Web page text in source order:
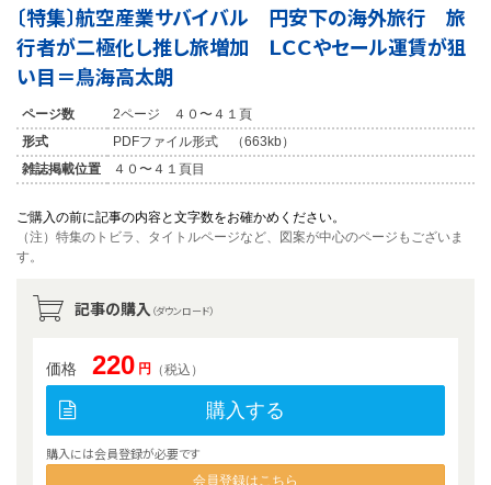
〔特集〕航空産業サバイバル 円安下の海外旅行 旅
行者が二極化し推し旅増加 ＬＣＣやセール運賃が狙
い目＝鳥海高太朗
ページ数
2ページ ４０〜４１頁
形式
PDFファイル形式 （663kb）
雑誌掲載位置
４０〜４１頁目
ご購入の前に記事の内容と文字数をお確かめください。
（注）特集のトビラ、タイトルページなど、図案が中心のページもございま
す。
記事の購入 （ダウンロード）
価格 220 円 （税込）
購入する
購入には会員登録が必要です
会員登録はこちら